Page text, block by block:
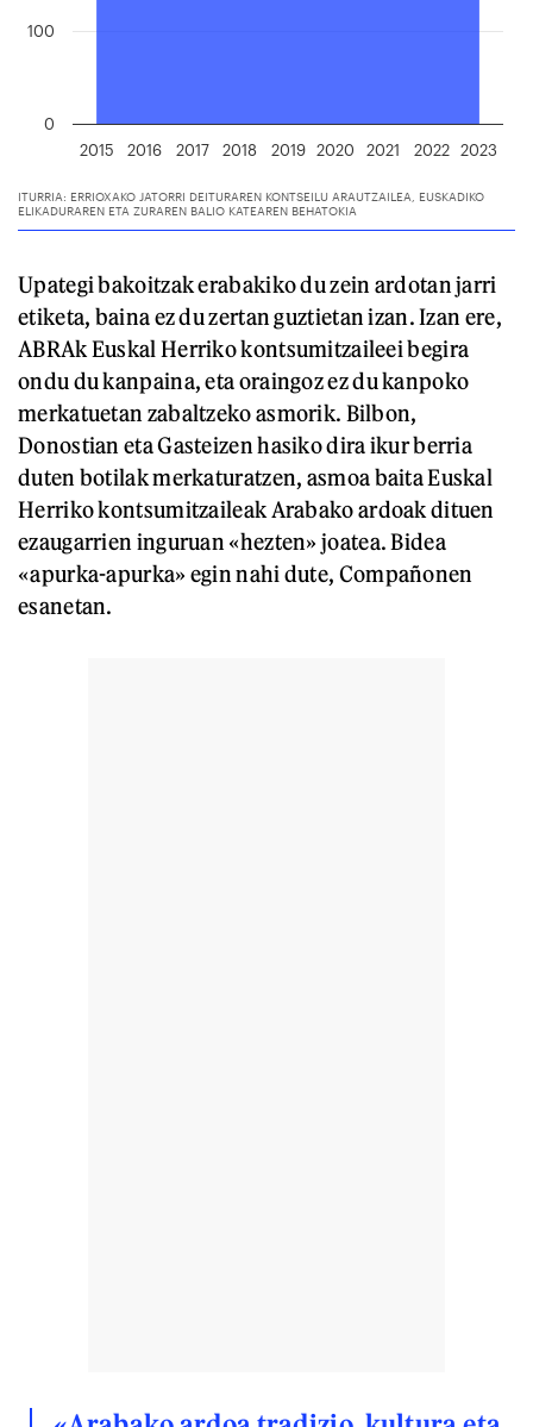
Upategi bakoitzak erabakiko du zein ardotan jarri
etiketa, baina ez du zertan guztietan izan. Izan ere,
ABRAk Euskal Herriko kontsumitzaileei begira
ondu du kanpaina, eta oraingoz ez du kanpoko
merkatuetan zabaltzeko asmorik. Bilbon,
Donostian eta Gasteizen hasiko dira ikur berria
duten botilak merkaturatzen, asmoa baita Euskal
Herriko kontsumitzaileak Arabako ardoak dituen
ezaugarrien inguruan «hezten» joatea. Bidea
«apurka-apurka» egin nahi dute, Compañonen
esanetan.